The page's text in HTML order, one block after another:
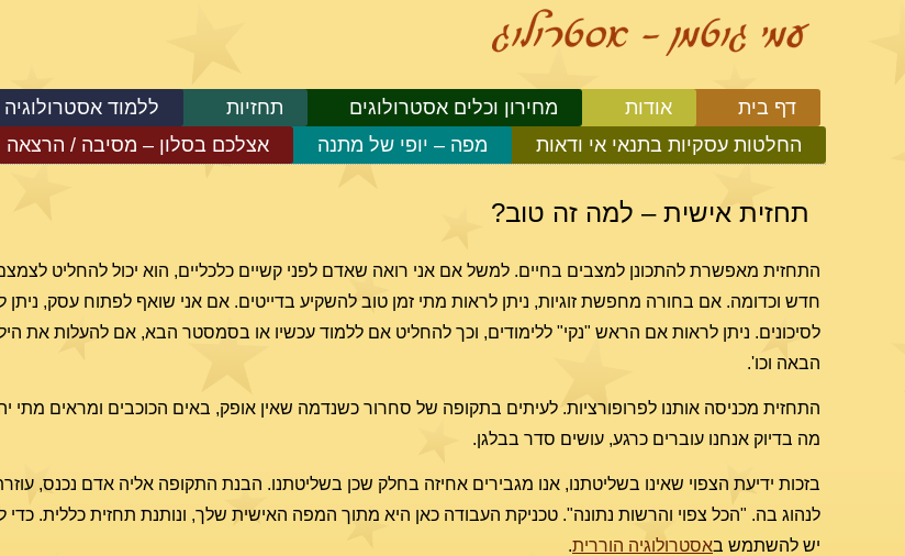
דף בית אודות מחירון וכלים אסטרולוגים תחזיות ללמוד אסטרולוגיה
החלטות עסקיות בתנאי אי ודאות
מפה – יופי של מתנה אצלכם בסלון – מסיבה / הרצאה
תחזית אישית – למה זה טוב?
התחזית מאפשרת להתכונן למצבים בחיים. למשל אם אני רואה שאדם לפני קשיים כלכליים, הוא יכול להחליט
חדש וכדומה. אם בחורה מחפשת זוגיות, ניתן לראות מתי זמן טוב להשקיע בדייטים. אם אני שואף לפתוח עסק,
לסיכונים. ניתן לראות אם הראש "נקי" ללימודים, וכך להחליט אם ללמוד עכשיו או בסמסטר הבא, אם להעלות את
הבאה וכו'.
התחזית מכניסה אותנו לפרופורציות. לעיתים בתקופה של סחרור כשנדמה שאין אופק, באים הכוכבים ומראים מתי
מה בדיוק אנחנו עוברים כרגע, עושים סדר בבלגן.
בזכות ידיעת הצפוי שאינו בשליטתנו, אנו מגבירים אחיזה בחלק שכן בשליטתנו. הבנת התקופה אליה אדם נכנס,
לנהוג בה. "הכל צפוי והרשות נתונה". טכניקת העבודה כאן היא מתוך המפה האישית שלך, ונותנת תחזית כללית. כדי
יש להשתמש באסטרולוגיה הוררית.